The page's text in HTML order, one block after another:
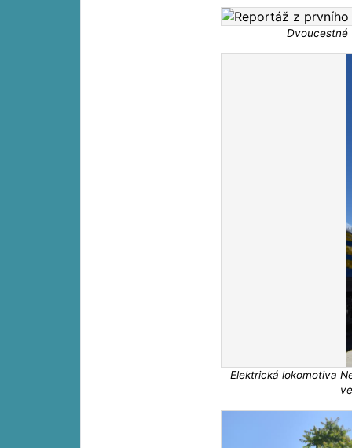
Dvoucestné
Elektrická lokomotiva